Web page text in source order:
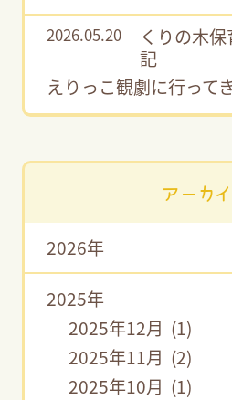
2026.05.20 くりの木保
記
えりっこ観劇に行って
アーカ
2026年
2025年
2025年12月 (1)
2025年11月 (2)
2025年10月 (1)